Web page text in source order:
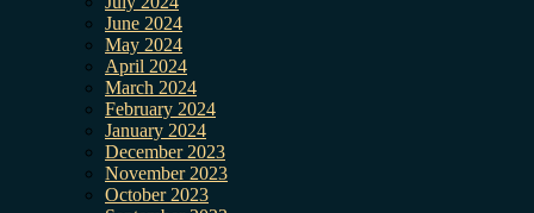
June 2024
May 2024
April 2024
March 2024
February 2024
January 2024
December 2023
November 2023
October 2023